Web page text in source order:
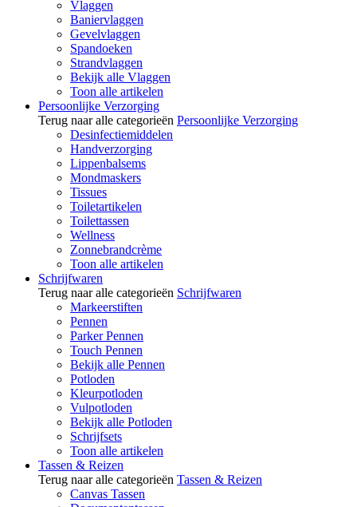
Vlaggen
Baniervlaggen
Gevelvlaggen
Spandoeken
Strandvlaggen
Bekijk alle Vlaggen
Toon alle artikelen
Persoonlijke Verzorging
Terug naar alle categorieën Persoonlijke Verzorging
Desinfectiemiddelen
Handverzorging
Lippenbalsems
Mondmaskers
Tissues
Toiletartikelen
Toilettassen
Wellness
Zonnebrandcrème
Toon alle artikelen
Schrijfwaren
Terug naar alle categorieën Schrijfwaren
Markeerstiften
Pennen
Parker Pennen
Touch Pennen
Bekijk alle Pennen
Potloden
Kleurpotloden
Vulpotloden
Bekijk alle Potloden
Schrijfsets
Toon alle artikelen
Tassen & Reizen
Terug naar alle categorieën Tassen & Reizen
Canvas Tassen